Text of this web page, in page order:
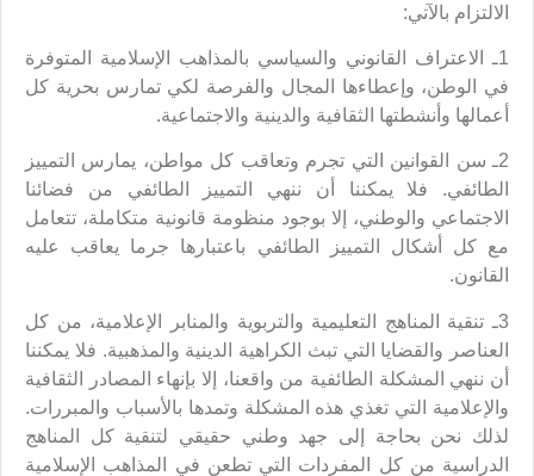
الالتزام بالآتي:
1ـ الاعتراف القانوني والسياسي بالمذاهب الإسلامية المتوفرة
في الوطن، وإعطاءها المجال والفرصة لكي تمارس بحرية كل
أعمالها وأنشطتها الثقافية والدينية والاجتماعية.
2ـ سن القوانين التي تجرم وتعاقب كل مواطن، يمارس التمييز
الطائفي. فلا يمكننا أن ننهي التمييز الطائفي من فضائنا
الاجتماعي والوطني، إلا بوجود منظومة قانونية متكاملة، تتعامل
مع كل أشكال التمييز الطائفي باعتبارها جرما يعاقب عليه
القانون.
3ـ تنقية المناهج التعليمية والتربوية والمنابر الإعلامية، من كل
العناصر والقضايا التي تبث الكراهية الدينية والمذهبية. فلا يمكننا
أن ننهي المشكلة الطائفية من واقعنا، إلا بإنهاء المصادر الثقافية
والإعلامية التي تغذي هذه المشكلة وتمدها بالأسباب والمبررات.
لذلك نحن بحاجة إلى جهد وطني حقيقي لتنقية كل المناهج
الدراسية من كل المفردات التي تطعن في المذاهب الإسلامية